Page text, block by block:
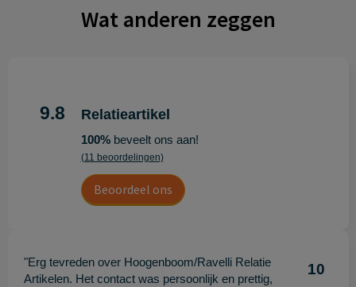
Wat anderen zeggen
9.8 Relatieartikel
100%beveelt ons aan!
(11 beoordelingen)
Beoordeel ons
"Erg tevreden over Hoogenboom/Ravelli Relatie
Artikelen. Het contact was persoonlijk en prettig,
10